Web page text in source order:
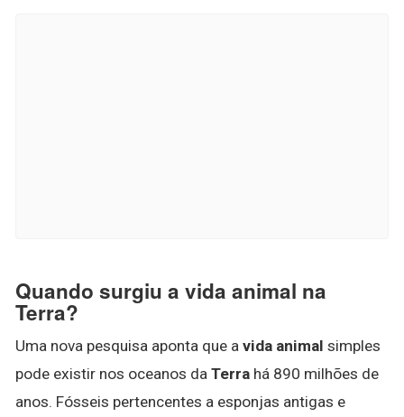
Quando surgiu a vida animal na
Terra?
Uma nova pesquisa aponta que a vida animal simples
pode existir nos oceanos da Terra há 890 milhões de
anos. Fósseis pertencentes a esponjas antigas e